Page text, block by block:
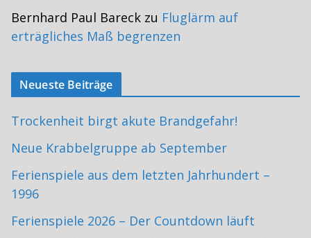
Bernhard Paul Bareck zu Fluglärm auf
erträgliches Maß begrenzen
Neueste Beiträge
Trockenheit birgt akute Brandgefahr!
Neue Krabbelgruppe ab September
Ferienspiele aus dem letzten Jahrhundert –
1996
Ferienspiele 2026 – Der Countdown läuft